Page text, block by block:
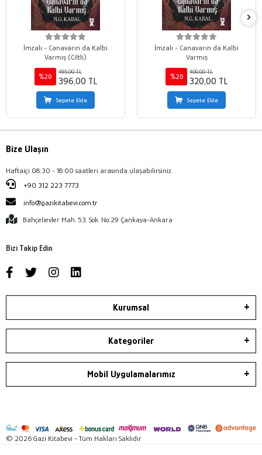
İmzalı - Canavarın da Kalbi
Varmış (Ciltli)
%20
495,00 TL
396,00 TL
Sepete Ekle
İmzalı - Canavarın da Kalbi
Varmış
%20
400,00 TL
320,00 TL
Sepete Ekle
Bize Ulaşın
Haftaiçi 08:30 - 18:00 saatleri arasında ulaşabilirsiniz.
+90 312 223 7773
info@gazikitabevi.com.tr
Bahçelievler Mah. 53. Sok. No:29 Çankaya-Ankara
Bizi Takip Edin
Kurumsal
Kategoriler
Mobil Uygulamalarımız
© 2026 Gazi Kitabevi - Tüm Hakları Saklıdır